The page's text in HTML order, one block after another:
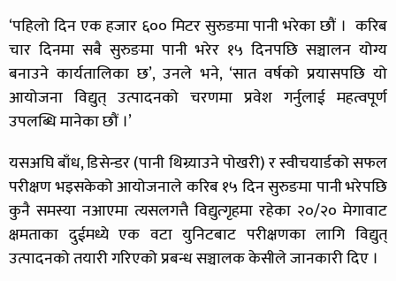
‘पहिलो दिन एक हजार ६०० मिटर सुरुङमा पानी भरेका छौं । करिब
चार दिनमा सबै सुरुङमा पानी भरेर १५ दिनपछि सञ्चालन योग्य
बनाउने कार्यतालिका छ’, उनले भने, ‘सात वर्षको प्रयासपछि यो
आयोजना विद्युत् उत्पादनको चरणमा प्रवेश गर्नुलाई महत्वपूर्ण
उपलब्धि मानेका छौं ।’
यसअघि बाँध, डिसेन्डर (पानी थिग्र्याउने पोखरी) र स्वीचयार्डको सफल
परीक्षण भइसकेको आयोजनाले करिब १५ दिन सुरुङमा पानी भरेपछि
कुनै समस्या नआएमा त्यसलगत्तै विद्युत्गृहमा रहेका २०/२० मेगावाट
क्षमताका दुईमध्ये एक वटा युनिटबाट परीक्षणका लागि विद्युत्
उत्पादनको तयारी गरिएको प्रबन्ध सञ्चालक केसीले जानकारी दिए ।